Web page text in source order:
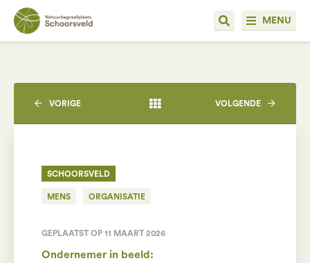
MENU
VORIGE VOLGENDE
SCHOORSVELD
MENS ORGANISATIE
GEPLAATST OP 11 MAART 2026
Ondernemer in beeld: